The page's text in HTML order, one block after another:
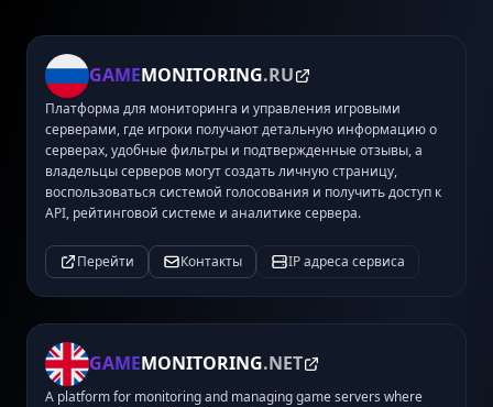
GAMEMONITORING.RU
Платформа для мониторинга и управления игровыми
серверами, где игроки получают детальную информацию о
серверах, удобные фильтры и подтвержденные отзывы, а
владельцы серверов могут создать личную страницу,
воспользоваться системой голосования и получить доступ к
API, рейтинговой системе и аналитике сервера.
Перейти Контакты IP адреса сервиса
GAMEMONITORING.NET
A platform for monitoring and managing game servers where